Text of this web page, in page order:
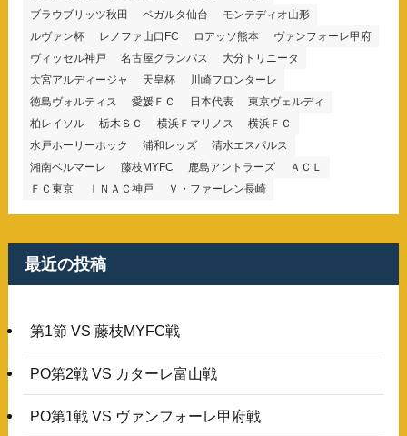
ブラウブリッツ秋田
ベガルタ仙台
モンテディオ山形
ルヴァン杯
レノファ山口FC ロアッソ熊本
ヴァンフォーレ甲府
ヴィッセル神戸
名古屋グランパス
大分トリニータ
大宮アルディージャ
天皇杯
川崎フロンターレ
徳島ヴォルティス
愛媛ＦＣ 日本代表
東京ヴェルディ
柏レイソル
栃木ＳＣ 横浜Ｆマリノス
横浜ＦＣ
水戸ホーリーホック
浦和レッズ
清水エスパルス
湘南ベルマーレ
藤枝MYFC 鹿島アントラーズ
ＡＣＬ
ＦＣ東京
ＩＮＡＣ神戸 Ｖ・ファーレン長崎
最近の投稿
第1節 VS 藤枝MYFC戦
PO第2戦 VS カターレ富山戦
PO第1戦 VS ヴァンフォーレ甲府戦